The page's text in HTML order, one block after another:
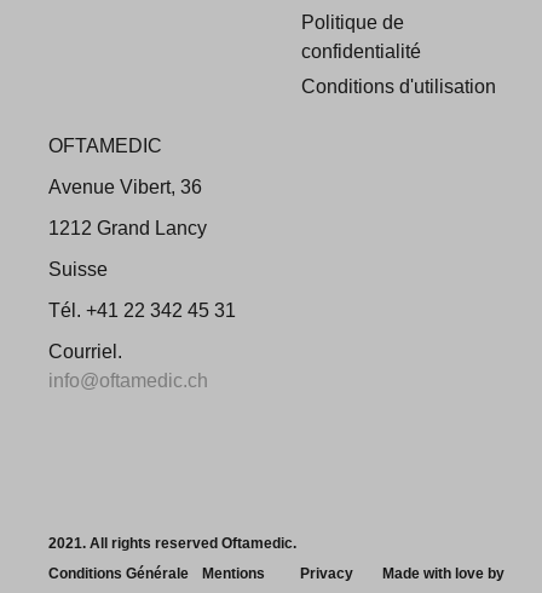
Politique de
confidentialité
Conditions d'utilisation
OFTAMEDIC
Avenue Vibert, 36
1212 Grand Lancy
Suisse
Tél. +41 22 342 45 31
Courriel.
info@oftamedic.ch
2021. All rights reserved Oftamedic.
Conditions Générale
Mentions
Privacy
Made with love by